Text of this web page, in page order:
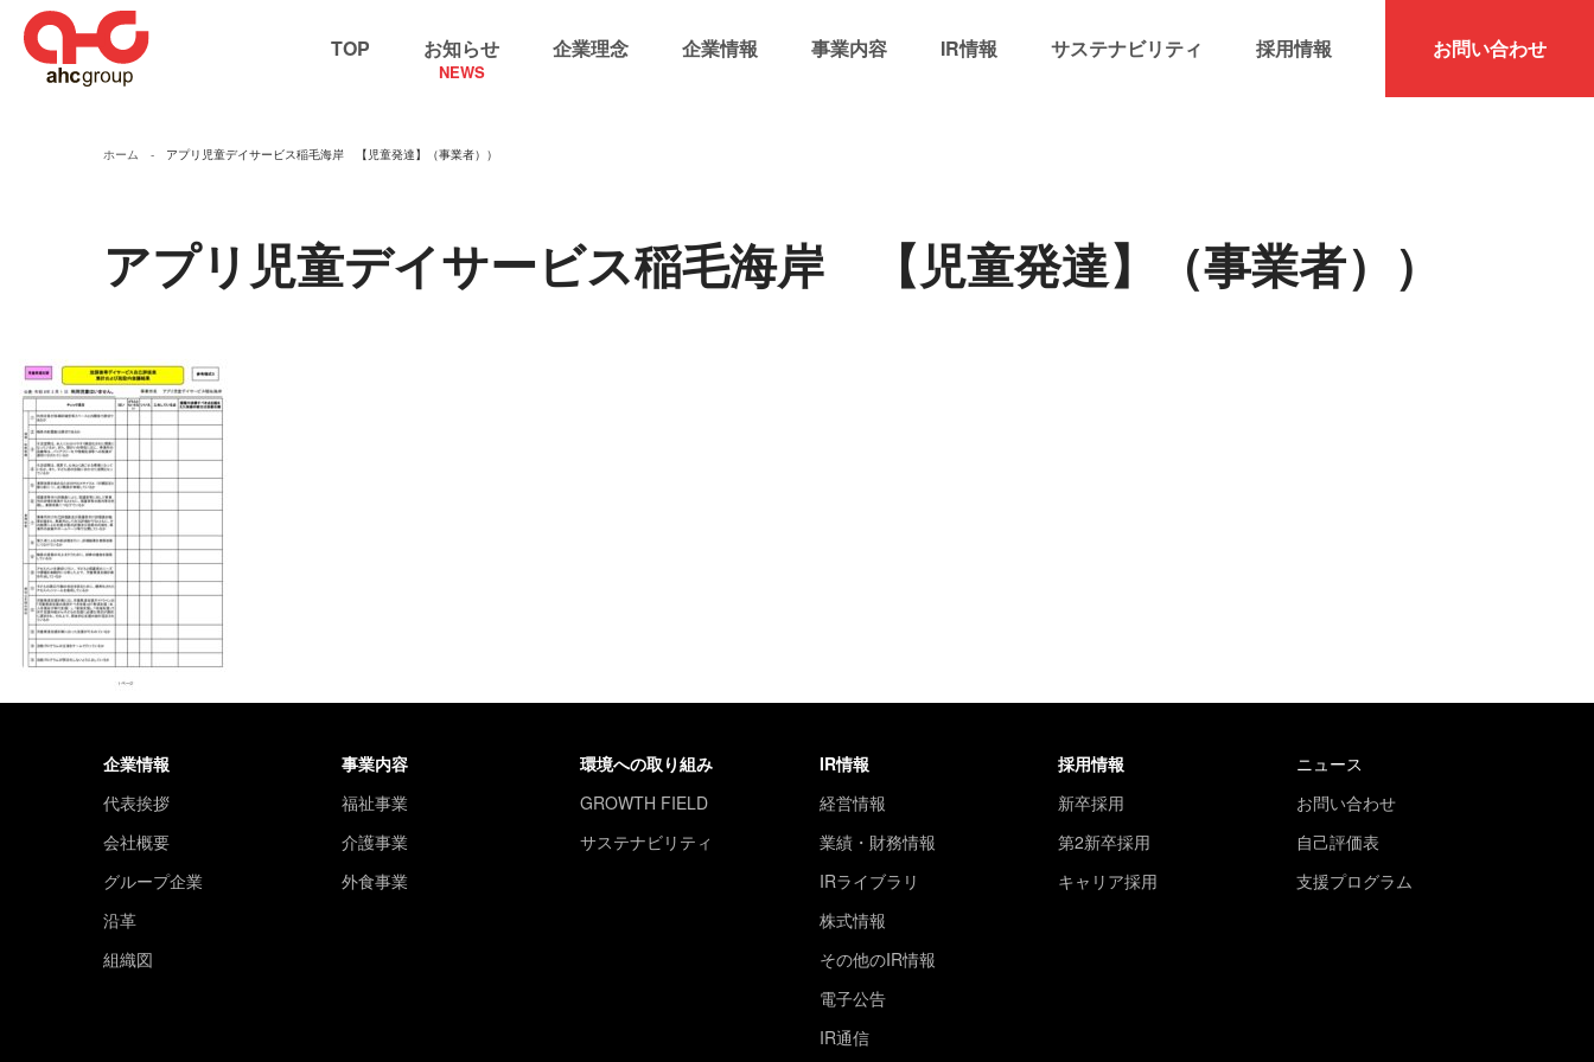
TOP お知らせ
NEWS
企業理念 企業情報 事業内容 IR情報 サステナビリティ 採用情報 お問い合わせ
ホーム アプリ児童デイサービス稲毛海岸 【児童発達】（事業者））
アプリ児童デイサービス稲毛海岸 【児童発達】（事業者））
企業情報
代表挨拶
会社概要
グループ企業
沿革
組織図
事業内容
福祉事業
介護事業
外食事業
環境への取り組み
GROWTH FIELD
サステナビリティ
IR情報
経営情報
業績・財務情報
IRライブラリ
株式情報
その他のIR情報
電子公告
IR通信
採用情報
新卒採用
第2新卒採用
キャリア採用
ニュース
お問い合わせ
自己評価表
支援プログラム